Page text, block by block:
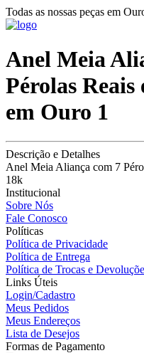
Todas as nossas peças em
Anel Meia
Pérolas
em Ouro 1
Descrição e Detalhes
Anel Meia Aliança com 7
18k
Institucional
Sobre Nós
Fale Conosco
Políticas
Política de Privacidade
Política de Entrega
Política de Trocas e
Links Úteis
Login/Cadastro
Meus Pedidos
Meus Endereços
Lista de Desejos
Formas de Pagamento